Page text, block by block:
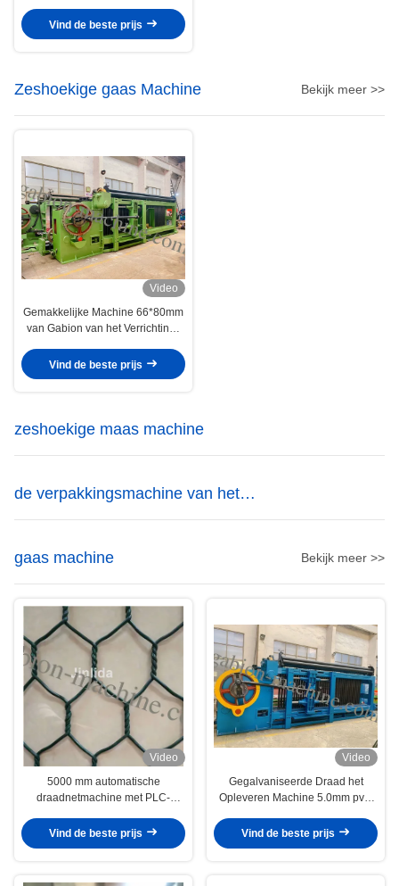
Verpakkingsmachine opleveren
Vind de beste prijs
Zeshoekige gaas Machine Bekijk meer >>
Video
Gemakkelijke Machine 66*80mm
van Gabion van het Verrichtings
Draadnetwerk
Vind de beste prijs
zeshoekige maas machine
de verpakkingsmachine van het
gabionnetwerk
gaas machine
Bekijk meer >>
Video
5000 mm automatische
draadnetmachine met PLC-
Vind de beste prijs
Video
Gegalvaniseerde Draad het
Opleveren Machine 5.0mm pvc-
Netwerk voor Bouw
Vind de beste prijs